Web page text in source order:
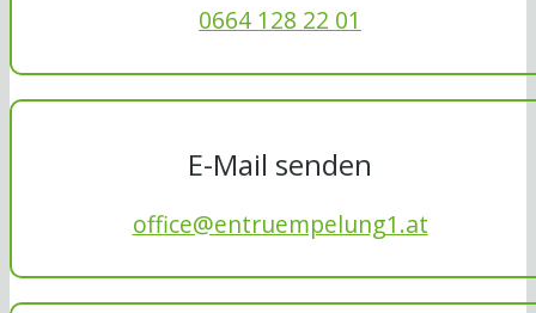
0664 128 22 01
E-Mail senden
office@entruempelung1.at